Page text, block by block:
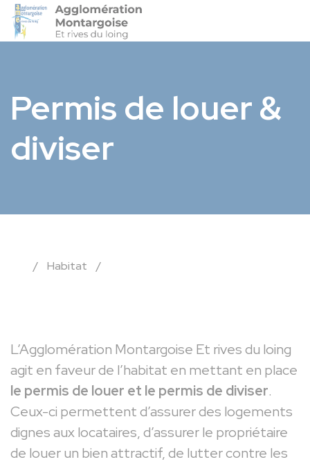
Permis de louer &
diviser
/ Habitat /
L’Agglomération Montargoise Et rives du loing
agit en faveur de l’habitat en mettant en place
le permis de louer et le permis de diviser.
Ceux-ci permettent d’assurer des logements
dignes aux locataires, d’assurer le propriétaire
de louer un bien attractif, de lutter contre les